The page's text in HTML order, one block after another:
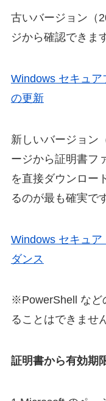
古いバージョン（
ジから確認できま
Windows セキュ
の更新
新しいバージョン
ージから証明書フ
を直接ダウンロー
るのが最も確実で
Windows セキュア
ダンス
※PowerShell など
ることはできませ
証明書から有効期